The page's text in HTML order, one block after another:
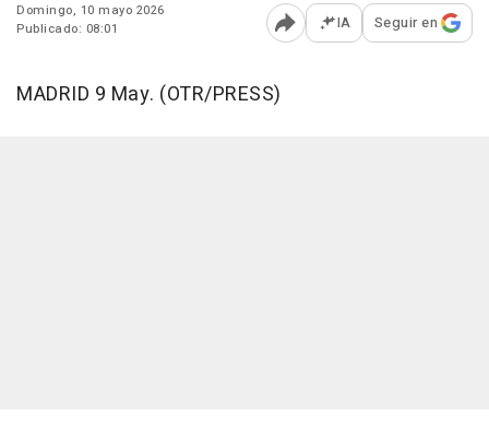
Domingo, 10 mayo 2026
Publicado: 08:01
Abrir opciones para
IA Seguir en
MADRID 9 May. (OTR/PRESS)